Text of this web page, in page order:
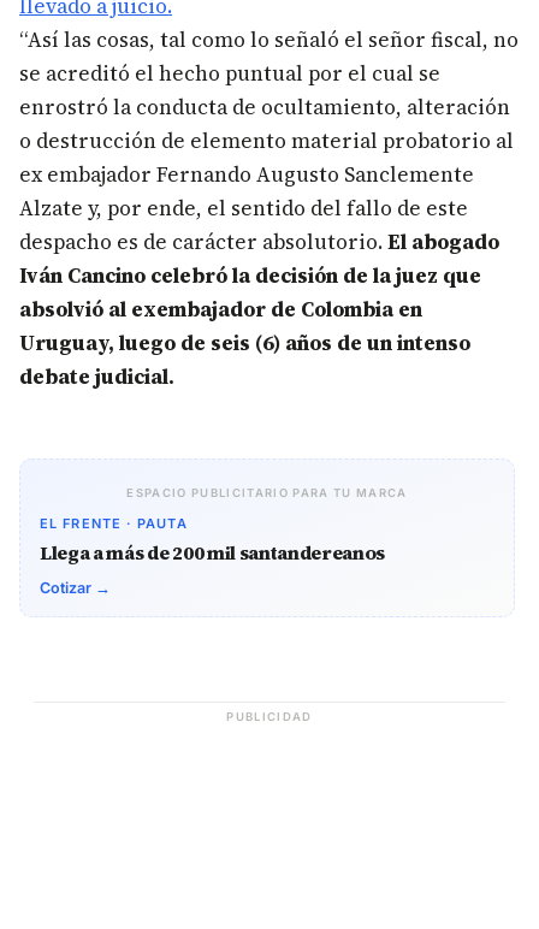
llevado a juicio.
“Así las cosas, tal como lo señaló el señor fiscal, no
se acreditó el hecho puntual por el cual se
enrostró la conducta de ocultamiento, alteración
o destrucción de elemento material probatorio al
ex embajador Fernando Augusto Sanclemente
Alzate y, por ende, el sentido del fallo de este
despacho es de carácter absolutorio.El abogado
Iván Cancino celebró la decisión de la juez que
absolvió al exembajador de Colombia en
Uruguay, luego de seis (6) años de un intenso
debate judicial.
ESPACIO PUBLICITARIO PARA TU MARCA
EL FRENTE · PAUTA
Llega a más de 200 mil santandereanos
Cotizar →
PUBLICIDAD